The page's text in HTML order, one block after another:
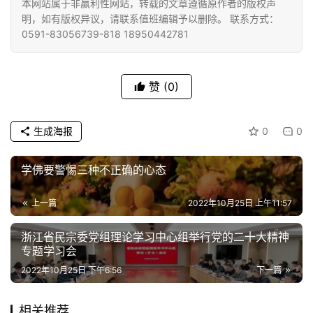
艺
术
规
免
责
声
明
本网站属于非赢利性网站，转载的文章遵循原作者的版权声
明，如有版权异议，请联系值班编辑予以删除。 联系方式：
0591-83056739-818 18950442781
赞 (0)
0 0
生成海报
学佛要警惕三种不正确的心态
上一篇 2022年10月25日 上午11:57
浙江省民宗委党组理论学习中心组举行党的二十大精神
专题学习会
下一篇
2022年10月25日 下午6:56